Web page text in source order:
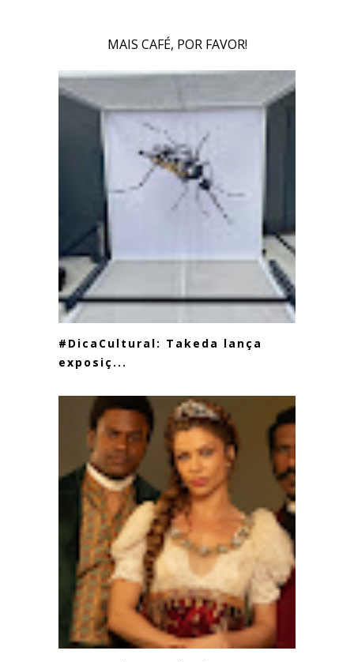
MAIS CAFÉ, POR FAVOR!
#DicaCultural: Takeda lança
exposiç...